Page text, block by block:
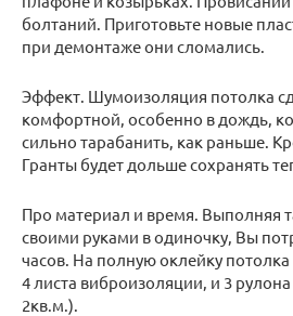
болтаний. Приготовьте новые
при демонтаже они сломались.
Эффект. Шумоизоляция потолка
комфортной, особенно в дождь,
сильно тарабанить, как раньше.
Гранты будет дольше сохранять
Про материал и время. Выполняя
своими руками в одиночку, Вы
часов. На полную оклейку
4 листа виброизоляции, и 3
2кв.м.).